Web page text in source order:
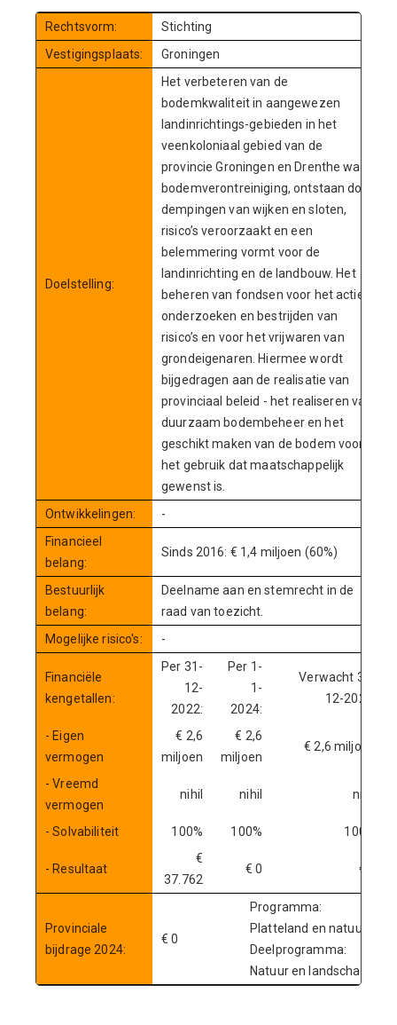
Rechtsvorm:
Stichting
Vestigingsplaats:
Groningen
Doelstelling:
Het verbeteren van de
bodemkwaliteit in aangewezen
landinrichtings-gebieden in het
veenkoloniaal gebied van de
provincie Groningen en Drenthe waar
bodemverontreiniging, ontstaan door
dempingen van wijken en sloten,
risico’s veroorzaakt en een
belemmering vormt voor de
landinrichting en de landbouw. Het
beheren van fondsen voor het actief
onderzoeken en bestrijden van
risico’s en voor het vrijwaren van
grondeigenaren. Hiermee wordt
bijgedragen aan de realisatie van
provinciaal beleid - het realiseren van
duurzaam bodembeheer en het
geschikt maken van de bodem voor
het gebruik dat maatschappelijk
gewenst is.
Ontwikkelingen:
-
Financieel
belang:
Sinds 2016: € 1,4 miljoen (60%)
Bestuurlijk
belang:
Deelname aan en stemrecht in de
raad van toezicht.
Mogelijke risico's:
-
Financiële
kengetallen:
Per 31-
12-
2022:
Per 1-
1-
2024:
Verwacht 31-
12-2024:
- Eigen
vermogen
€ 2,6
miljoen
€ 2,6
miljoen
€ 2,6 miljoen
- Vreemd
vermogen
nihil nihil nihil
- Solvabiliteit 100% 100% 100%
- Resultaat
€
37.762
€ 0 € 0
Provinciale
bijdrage 2024:
€ 0
Programma:
Platteland en natuur
Deelprogramma:
Natuur en landschap